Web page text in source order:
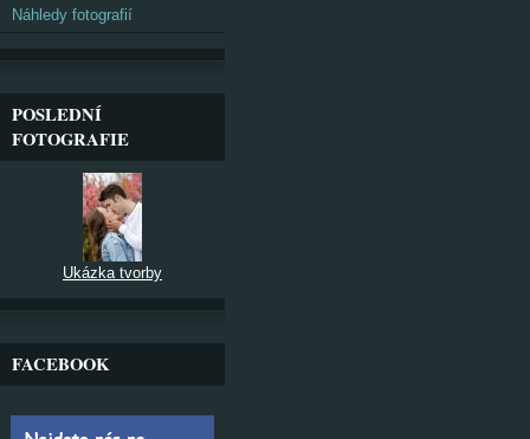
Náhledy fotografií
POSLEDNÍ
FOTOGRAFIE
Ukázka tvorby
FACEBOOK